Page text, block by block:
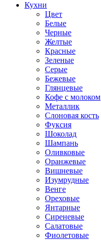
Кухни
Цвет
Белые
Черные
Желтые
Красные
Зеленые
Серые
Бежевые
Глянцевые
Кофе с молоком
Металлик
Слоновая кость
Фуксия
Шоколад
Шампань
Оливковые
Оранжевые
Вишневые
Изумрудные
Венге
Ореховые
Янтарные
Сиреневые
Салатовые
Фиолетовые